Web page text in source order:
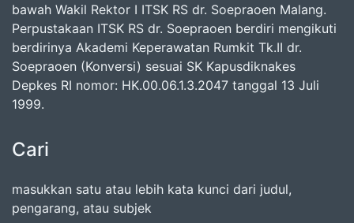
bawah Wakil Rektor I ITSK RS dr. Soepraoen Malang.
Perpustakaan ITSK RS dr. Soepraoen berdiri mengikuti
berdirinya Akademi Keperawatan Rumkit Tk.II dr.
Soepraoen (Konversi) sesuai SK Kapusdiknakes
Depkes RI nomor: HK.00.06.1.3.2047 tanggal 13 Juli
1999.
Cari
masukkan satu atau lebih kata kunci dari judul,
pengarang, atau subjek